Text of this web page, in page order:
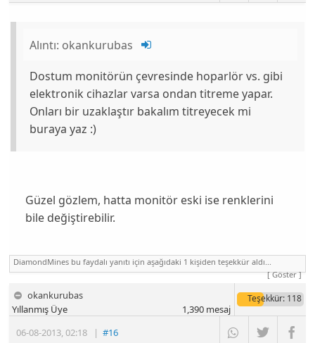
Alıntı: okankurubas
Dostum monitörün çevresinde hoparlör vs. gibi
elektronik cihazlar varsa ondan titreme yapar.
Onları bir uzaklaştır bakalım titreyecek mi
buraya yaz :)
Güzel gözlem, hatta monitör eski ise renklerini
bile değiştirebilir.
DiamondMines bu faydalı yanıtı için aşağıdaki 1 kişiden teşekkür aldı...
[ Göster ]
okankurubas
06-08-2013 ,02:18 |#16
Yıllanmış Üye
Teşekkür: 118
1,390mesaj